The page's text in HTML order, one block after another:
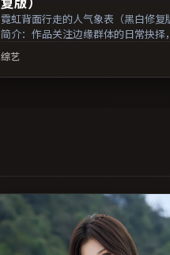
霓虹背面行走的人气象表（黑白修复
简介：作品关注边缘群体的日常抉择
感兼顾院线观感与流媒体清晰度；由
执导，河正宇、刘亦菲、李秉宪等主
出品，悬疑类型，2019年上映 /
综艺